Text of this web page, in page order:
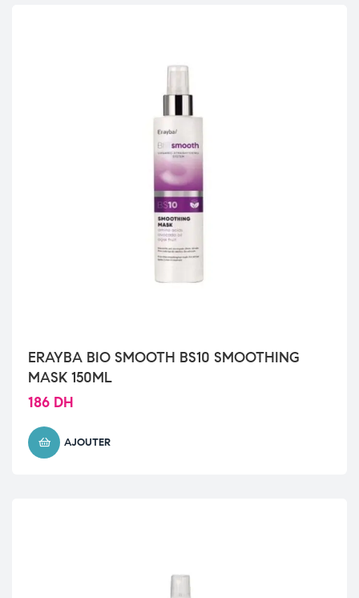
ERAYBA BIO SMOOTH BS10 SMOOTHING
MASK 150ML
186 DH
AJOUTER